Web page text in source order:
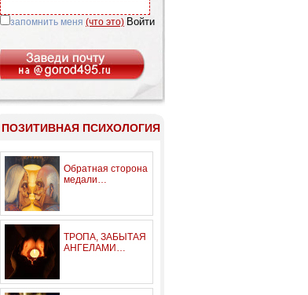
запомнить меня (что это)
ПОЗИТИВНАЯ ПСИХОЛОГИЯ
Обратная сторона
медали…
ТРОПА, ЗАБЫТАЯ
АНГЕЛАМИ…